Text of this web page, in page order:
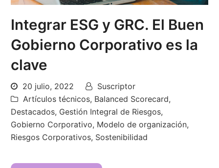
Integrar ESG y GRC. El Buen
Gobierno Corporativo es la
clave
20 julio, 2022
Suscriptor
Artículos técnicos, Balanced Scorecard,
Destacados, Gestión Integral de Riesgos,
Gobierno Corporativo, Modelo de organización,
Riesgos Corporativos, Sostenibilidad